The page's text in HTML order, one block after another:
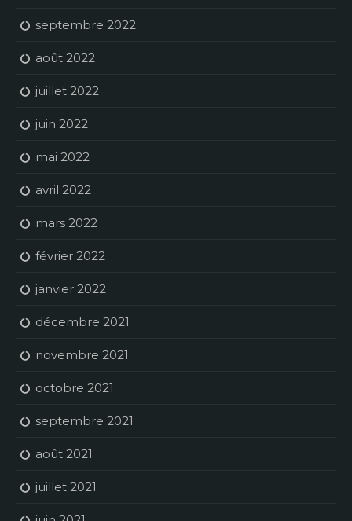
septembre 2022
août 2022
juillet 2022
juin 2022
mai 2022
avril 2022
mars 2022
février 2022
janvier 2022
décembre 2021
novembre 2021
octobre 2021
septembre 2021
août 2021
juillet 2021